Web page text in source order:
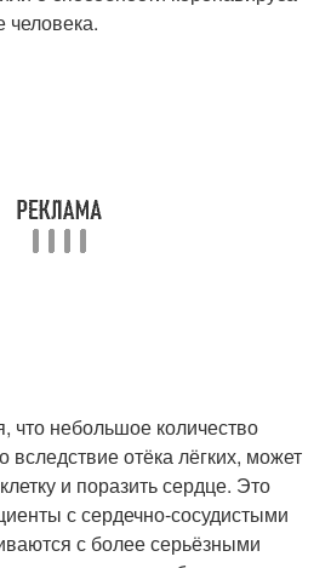
человека.
что небольшое количество
вследствие отёка лёгких, может
и поразить сердце. Это
с сердечно-сосудистыми
с более серьёзными